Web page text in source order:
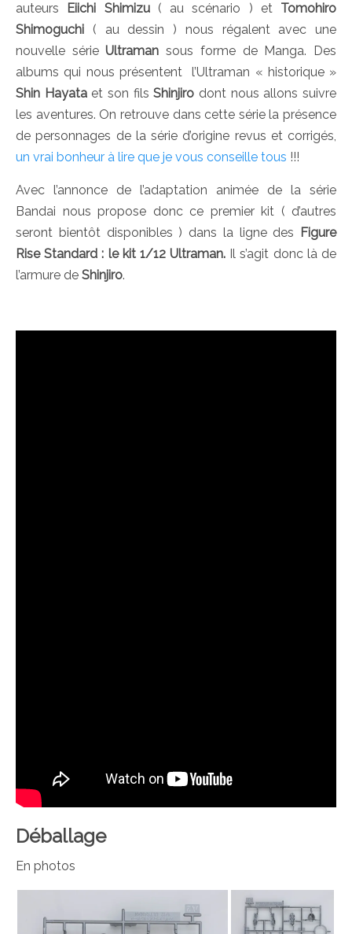
auteurs
Eiichi Shimizu( au scénario ) et Tomohiro
Shimoguchi ( au dessin ) nous régalent avec une
nouvelle sérieUltraman sous forme de Manga. Des
albums qui nous présentent l’Ultraman « historique »
Shin Hayataet son filsShinjiro dont nous allons suivre
les aventures. On retrouve dans cette série la présence
de personnages de la série d’origine revus et corrigés,
un vrai bonheur à lire que je vous conseille tous !!!
Avec l’annonce de l’adaptation animée de la série
Bandai nous propose donc ce premier kit ( d’autres
seront bientôt disponibles ) dans la ligne des
Figure
Rise Standard : le kit 1/12 Ultraman. Il s’agit donc là de
l’armure de Shinjiro.
Déballage
En photos